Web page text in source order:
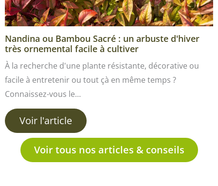
Nandina ou Bambou Sacré : un arbuste d'hiver
très ornemental facile à cultiver
À la recherche d'une plante résistante, décorative ou
facile à entretenir ou tout çà en même temps ?
Connaissez-vous le…
Voir l'article
Voir tous nos articles & conseils